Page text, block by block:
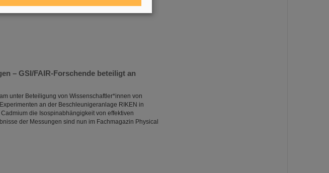
– GSI/FAIR-Forschende beteiligt an
unter Beteiligung von Wissenschaftler*innen von
an der Beschleunigeranlage RIKEN in
die Isospinabhängigkeit von effektiven
der Messungen sind nun im Fachmagazin Physical